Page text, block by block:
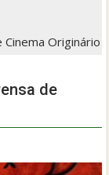
Originário
de